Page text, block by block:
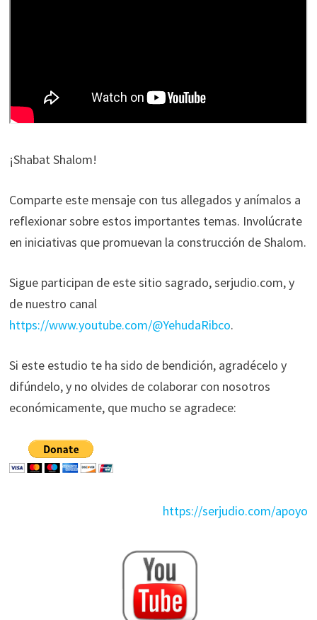
¡Shabat Shalom!
Comparte este mensaje con tus allegados y anímalos a
reflexionar sobre estos importantes temas. Involúcrate
en iniciativas que promuevan la construcción de Shalom.
Sigue participan de este sitio sagrado, serjudio.com, y
de nuestro canal
https://www.youtube.com/@YehudaRibco.
Si este estudio te ha sido de bendición, agradécelo y
difúndelo, y no olvides de colaborar con nosotros
económicamente, que mucho se agradece:
https://serjudio.com/apoyo